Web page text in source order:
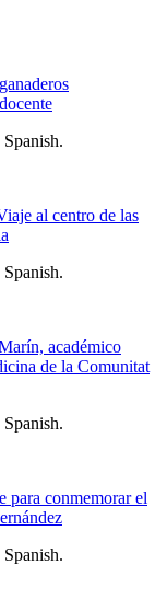
al centro de las
académico
de la Comunitat
para conmemorar el